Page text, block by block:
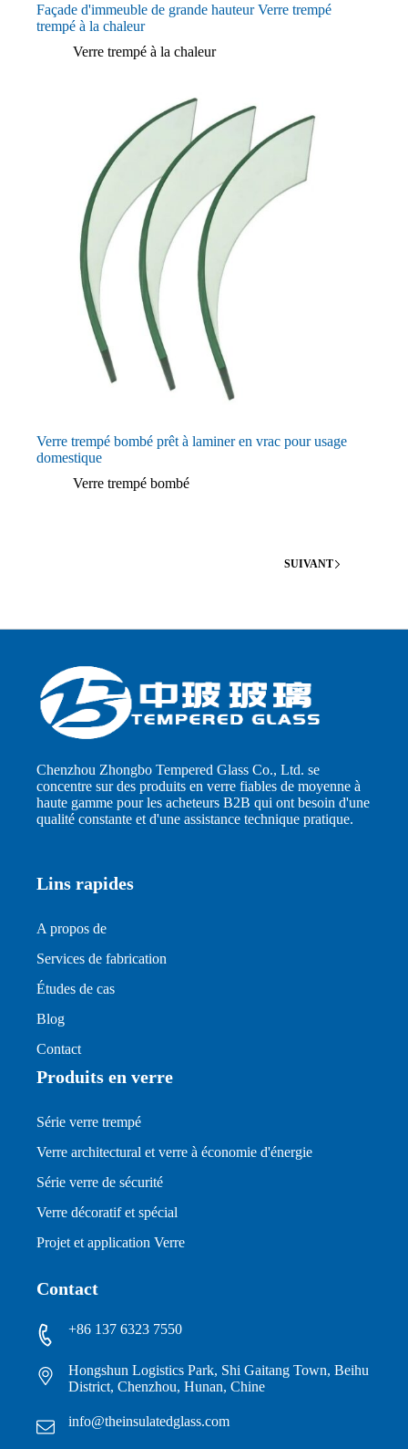
Façade d'immeuble de grande hauteur Verre trempé
trempé à la chaleur
Verre trempé à la chaleur
Verre trempé bombé prêt à laminer en vrac pour usage
domestique
Verre trempé bombé
SUIVANT
Chenzhou Zhongbo Tempered Glass Co., Ltd. se
concentre sur des produits en verre fiables de moyenne à
haute gamme pour les acheteurs B2B qui ont besoin d'une
qualité constante et d'une assistance technique pratique.
Lins rapides
A propos de
Services de fabrication
Études de cas
Blog
Contact
Produits en verre
Série verre trempé
Verre architectural et verre à économie d'énergie
Série verre de sécurité
Verre décoratif et spécial
Projet et application Verre
Contact
+86 137 6323 7550
Hongshun Logistics Park, Shi Gaitang Town, Beihu
District, Chenzhou, Hunan, Chine
info@theinsulatedglass.com